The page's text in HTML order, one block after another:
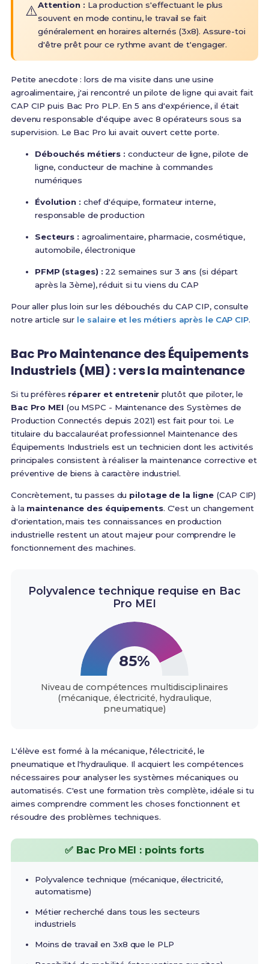
⚠️Attention : La production s'effectuant le plus
souvent en mode continu, le travail se fait
généralement en horaires alternés (3x8). Assure-toi
d'être prêt pour ce rythme avant de t'engager.
Petite anecdote : lors de ma visite dans une usine
agroalimentaire, j'ai rencontré un pilote de ligne qui avait fait
CAP CIP puis Bac Pro PLP. En 5 ans d'expérience, il était
devenu responsable d'équipe avec 8 opérateurs sous sa
supervision. Le Bac Pro lui avait ouvert cette porte.
Débouchés métiers : conducteur de ligne, pilote de
ligne, conducteur de machine à commandes
numériques
Évolution : chef d'équipe, formateur interne,
responsable de production
Secteurs : agroalimentaire, pharmacie, cosmétique,
automobile, électronique
PFMP (stages) : 22 semaines sur 3 ans (si départ
après la 3ème), réduit si tu viens du CAP
Pour aller plus loin sur les débouchés du CAP CIP, consulte
notre article sur le salaire et les métiers après le CAP CIP.
Bac Pro Maintenance des Équipements
Industriels (MEI) : vers la maintenance
Si tu préfères réparer et entretenir plutôt que piloter, le
Bac Pro MEI(ou MSPC - Maintenance des Systèmes de
Production Connectés depuis 2021) est fait pour toi. Le
titulaire du baccalauréat professionnel Maintenance des
Équipements Industriels est un technicien dont les activités
principales consistent à réaliser la maintenance corrective et
préventive de biens à caractère industriel.
Concrètement, tu passes du pilotage de la ligne (CAP CIP)
à la maintenance des équipements. C'est un changement
d'orientation, mais tes connaissances en production
industrielle restent un atout majeur pour comprendre le
fonctionnement des machines.
Polyvalence technique requise en Bac
Pro MEI
85%
Niveau de compétences multidisciplinaires
(mécanique, électricité, hydraulique,
pneumatique)
L'élève est formé à la mécanique, l'électricité, le
pneumatique et l'hydraulique. Il acquiert les compétences
nécessaires pour analyser les systèmes mécaniques ou
automatisés. C'est une formation très complète, idéale si tu
aimes comprendre comment les choses fonctionnent et
résoudre des problèmes techniques.
✅ Bac Pro MEI : points forts
Polyvalence technique (mécanique, électricité,
automatisme)
Métier recherché dans tous les secteurs
industriels
Moins de travail en 3x8 que le PLP